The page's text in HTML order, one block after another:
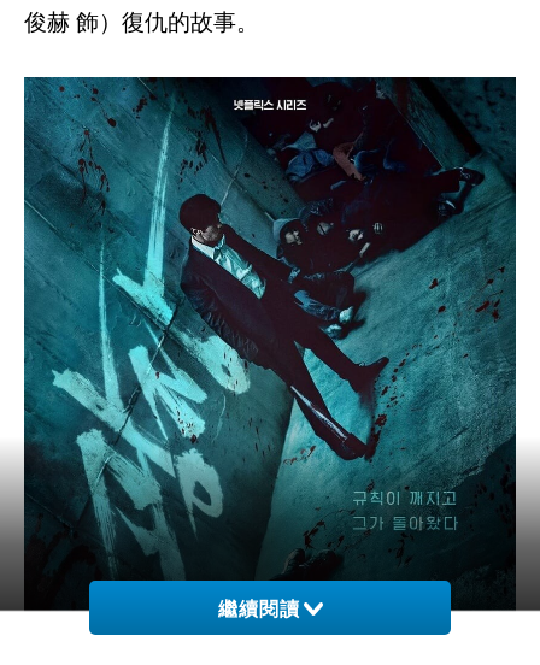
俊赫 飾）復仇的故事。
繼續閱讀